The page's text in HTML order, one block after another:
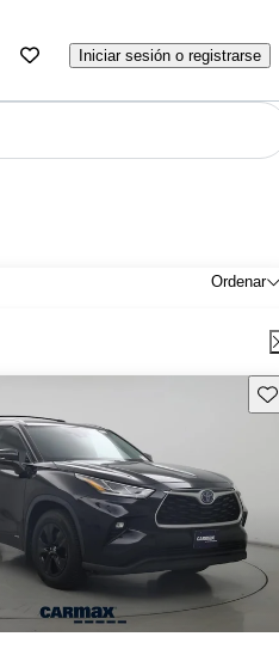
Iniciar sesión o registrarse
Ordenar